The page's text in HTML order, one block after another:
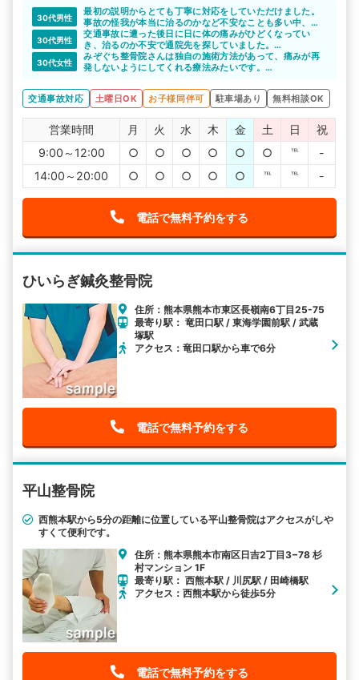
30代男性
最初の説明からとても丁寧に対応をしていただけました。
事故の怪我が本当に治るのかなど不安なことも多い中、
色々と相談できたのでこちらにお世話になり良かったと思
いました。
30代男性
交通事故に遭った後日に日に体の痛みがひどくなってい
き、治るのか不安で通院先を探していました。
紹介してもらった整骨院で、しっかり治療を受けることが
できて回復できたのでよかったです。
30代女性
みぞぐち整骨院さんは独自の施術方法があって、痛みが再
発しないようにしてくれる療法みたいです。
今後が楽しみです。
交通事故対応 土曜日OK お子様同伴可 駐車場あり 無料相談OK
営業時間 月 火 水 木 金 土 日
祝
9:00～12:00
○ ○ ○ ○ ○ ○ ℡
-
14:00～20:00
○ ○ ○ ○ ○ ℡ ℡ -
電話で無料予約をする
ひいらぎ鍼灸整骨院
住所：熊本県熊本市東区長嶺南6丁目25-75
最寄り駅： 竜田口駅 / 東海学園前駅 / 武蔵
塚駅
アクセス：竜田口駅から車で6分
電話で無料予約をする
平山整骨院
西熊本駅から5分の距離に位置している平山整骨院はアクセスがしや
すくて便利です。
住所：熊本県熊本市南区日吉2丁目3−78 杉
村マンション 1F
最寄り駅： 西熊本駅 / 川尻駅 / 田崎橋駅
アクセス：西熊本駅から徒歩5分
電話で無料予約をする